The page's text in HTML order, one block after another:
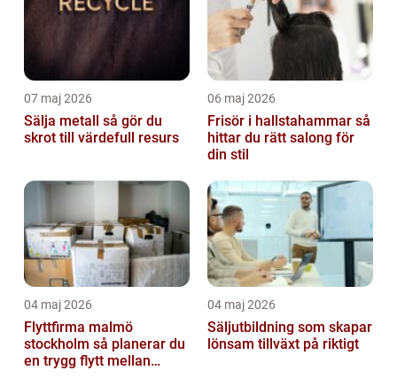
07 maj 2026
Sälja metall så gör du
skrot till värdefull resurs
06 maj 2026
Frisör i hallstahammar så
hittar du rätt salong för
din stil
04 maj 2026
Flyttfirma malmö
stockholm så planerar du
en trygg flytt mellan
04 maj 2026
Säljutbildning som skapar
lönsam tillväxt på riktigt